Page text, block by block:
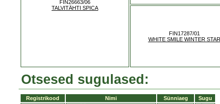
FIN26663/06
TALVITÄHTI SPICA
FIN17287/01
WHITE SMILE WINTER STAR
Otsesed sugulased:
Registrikood Nimi Sünniaeg
Sugu